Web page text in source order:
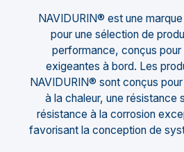
NAVIDURIN® est une
pour une sélection de
performance, conçus pour
exigeantes à bord. Les
NAVIDURIN® sont conçus
à la chaleur, une résistance
résistance à la corrosion
favorisant la conception de